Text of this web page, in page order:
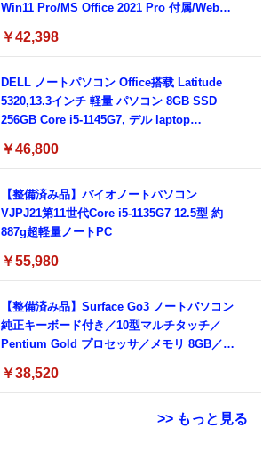
Win11 Pro/MS Office 2021 Pro 付属/Webカ
3.0)/ 有線静音マウス付属/ 180日保証（メモリ
￥42,398
DELL ノートパソコン Office搭载 Latitude
5320,13.3インチ 軽量 パソコン 8GB SSD
256GB Core i5-1145G7, デル laptop
ド付き (整備済み品)
￥46,800
【整備済み品】バイオノートパソコン
VJPJ21第11世代Core i5-1135G7 12.5型 約
887g超軽量ノートPC
￥55,980
【整備済み品】Surface Go3 ノートパソコン
純正キーボード付き／10型マルチタッチ／
Pentium Gold プロセッサ／メモリ 8GB／
Bluetooth5.0／USB-C／1080p顔認証カメラ
￥38,520
>> もっと見る